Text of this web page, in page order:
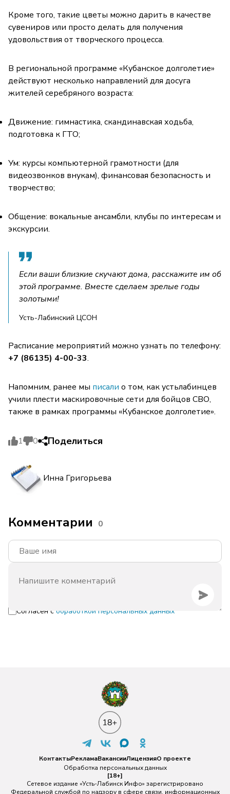
Кроме того, такие цветы можно дарить в качестве
сувениров или просто делать для получения
удовольствия от творческого процесса.
В региональной программе «Кубанское долголетие»
действуют несколько направлений для досуга
жителей серебряного возраста:
Движение: гимнастика, скандинавская ходьба,
подготовка к ГТО;
Ум: курсы компьютерной грамотности (для
видеозвонков внукам), финансовая безопасность и
творчество;
Общение: вокальные ансамбли, клубы по интересам и
экскурсии.
Если ваши близкие скучают дома, расскажите им об
этой программе. Вместе сделаем зрелые годы
золотыми!
Усть-Лабинский ЦСОН
Расписание мероприятий можно узнать по телефону:
+7 (86135) 4-00-33.
Напомним, ранее мы писали о том, как устьлабинцев
учили плести маскировочные сети для бойцов СВО,
также в рамках программы «Кубанское долголетие».
1 0 Поделиться
Инна Григорьева
Комментарии 0
Согласен с обработкой персональных данных
КонтактыРекламаВакансииЛицензияО проекте
Обработка персональных данных
[18+]
Сетевое издание «Усть-Лабинск Инфо» зарегистрировано
Федеральной службой по надзору в сфере связи, информационных